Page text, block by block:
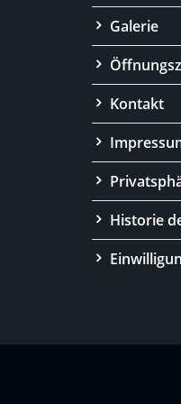
Galerie
Kontakt
Historie